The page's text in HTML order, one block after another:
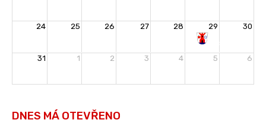
24 25 26 27 28 29
30
Rozloučení
31 1 2 3 4 5 6
DNES MÁ OTEVŘENO